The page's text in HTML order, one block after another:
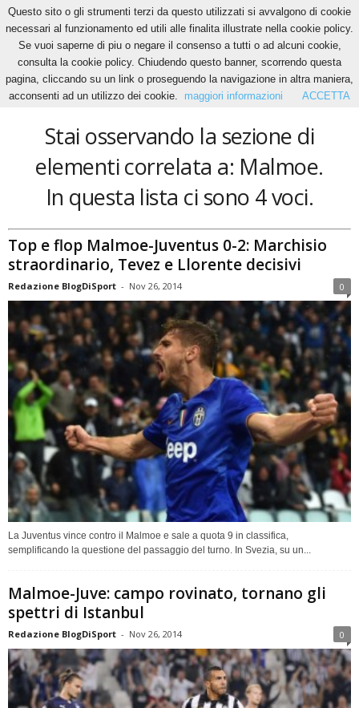
Home Tags Malmoe
Malmoe
Stai osservando la sezione di
elementi correlata a: Malmoe.
In questa lista ci sono 4 voci.
Top e flop Malmoe-Juventus 0-2: Marchisio
straordinario, Tevez e Llorente decisivi
Redazione BlogDiSport - Nov 26, 2014 0
La Juventus vince contro il Malmoe e sale a quota 9 in classifica,
semplificando la questione del passaggio del turno. In Svezia, su un...
Malmoe-Juve: campo rovinato, tornano gli
spettri di Istanbul
Redazione BlogDiSport - Nov 26, 2014 0
Questo sito o gli strumenti terzi da questo utilizzati si avvalgono di cookie
necessari al funzionamento ed utili alle finalita illustrate nella cookie policy.
Se vuoi saperne di piu o negare il consenso a tutti o ad alcuni cookie,
consulta la cookie policy. Chiudendo questo banner, scorrendo questa
pagina, cliccando su un link o proseguendo la navigazione in altra maniera,
acconsenti ad un utilizzo dei cookie.
maggiori informazioni ACCETTA